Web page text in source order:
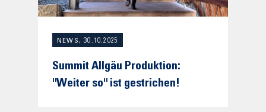
NEWS, 30.10.2025
Summit Allgäu Produktion:
"Weiter so" ist gestrichen!